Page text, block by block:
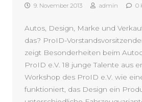
9. November 2013 admin 0
Autos, Design, Marke und
das? ProID-
zeigt Besonderheiten beim
ProID e.V. 18 junge Talente aus
Workshop des ProID e.V. wie
funktioniert, das Design ein